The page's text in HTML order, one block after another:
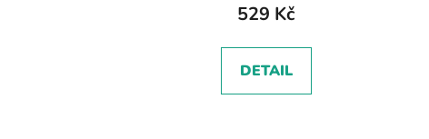
529 Kč
DETAIL